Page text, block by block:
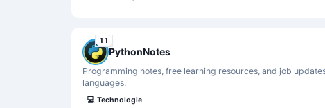
11
PythonNotes
Programming notes, free learning resources, and job
languages.
💻 Technologie